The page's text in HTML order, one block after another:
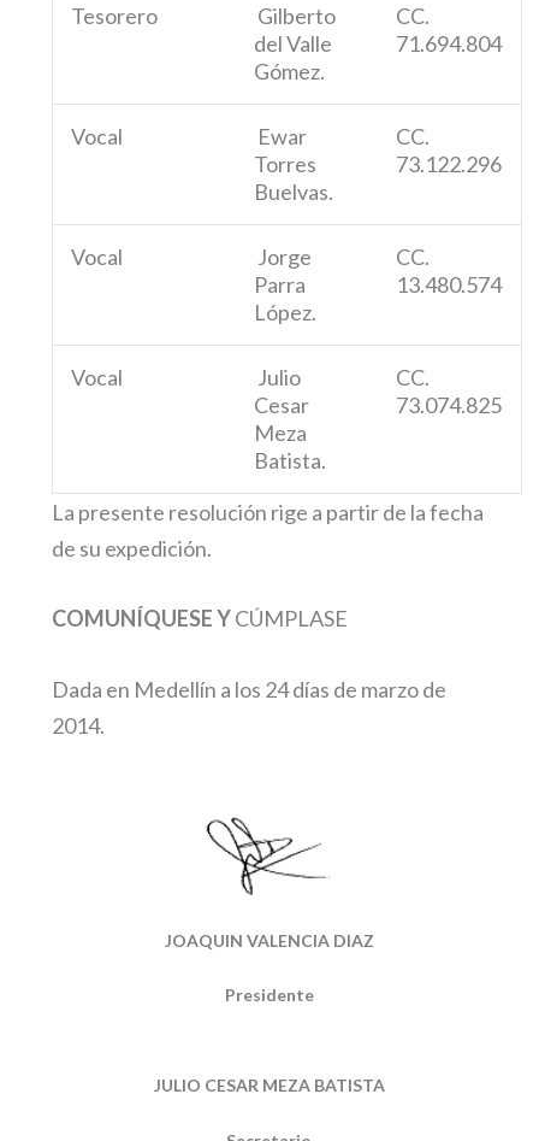
Tesorero
Gilberto
del Valle
Gómez.
CC.
71.694.804
Vocal
Ewar
Torres
Buelvas.
CC.
73.122.296
Vocal
Jorge
Parra
López.
CC.
13.480.574
Vocal
Julio
Cesar
Meza
Batista.
CC.
73.074.825
La presente resolución rige a partir de la fecha
de su expedición.
COMUNÍQUESE YCÚMPLASE
Dada en Medellín a los 24 días de marzo de
2014.
JOAQUIN VALENCIA DIAZ
Presidente
JULIO CESAR MEZA BATISTA